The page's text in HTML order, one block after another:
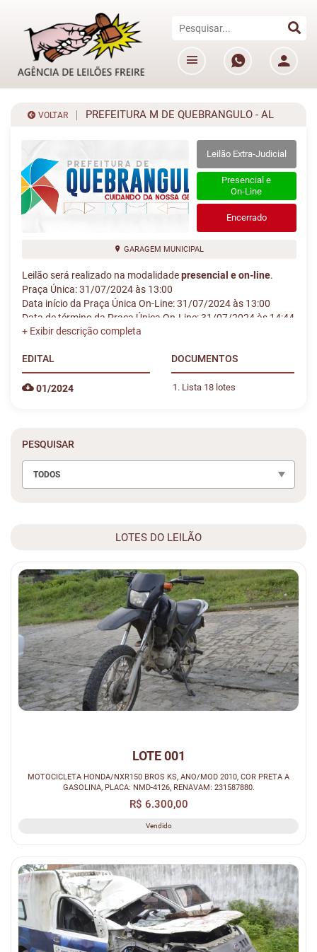
VOLTAR PREFEITURA M DE QUEBRANGULO - AL
Leilão Extra-Judicial
Presencial e
On-Line
Encerrado
GARAGEM MUNICIPAL
Leilão será realizado na modalidadepresencial e on-line.
Praça Única: 31/07/2024 às 13:00
Data início da Praça Única On-Line: 31/07/2024 às 13:00
Data de término da Praça Única On-Line: 31/07/2024 às 14:44
EDITAL
01/2024
DOCUMENTOS
Lista 18 lotes
PESQUISAR
TODOS
LOTES DO LEILÃO
LOTE 001
MOTOCICLETA HONDA/NXR150 BROS KS, ANO/MOD 2010, COR PRETA A
GASOLINA, PLACA: NMD-4126, RENAVAM: 231587880.
R$ 6.300,00
Vendido